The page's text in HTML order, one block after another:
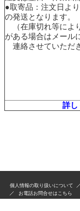
●取寄品：注文日よ
の発送となります。
（在庫切れ等によ
がある場合はメール
連絡させていただ
詳し
個人情報の取り扱いについて
お電話お問合せはこちら